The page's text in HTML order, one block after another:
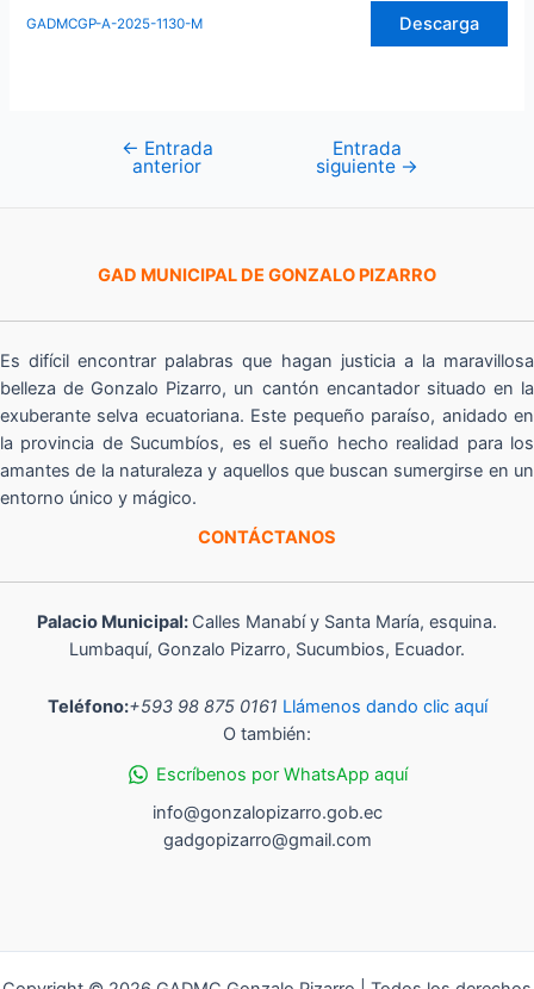
GADMCGP-A-2025-1130-M Descarga
Navegación
← Entrada
anterior
Entrada
siguiente →
GAD MUNICIPAL DE GONZALO PIZARRO
Es difícil encontrar palabras que hagan justicia a la maravillosa
belleza de Gonzalo Pizarro, un cantón encantador situado en la
exuberante selva ecuatoriana. Este pequeño paraíso, anidado en
la provincia de Sucumbíos, es el sueño hecho realidad para los
amantes de la naturaleza y aquellos que buscan sumergirse en un
entorno único y mágico.
CONTÁCTANOS
Palacio Municipal: Calles Manabí y Santa María, esquina.
Lumbaquí, Gonzalo Pizarro, Sucumbios, Ecuador.
Teléfono:+593 98 875 0161 Llámenos dando clic aquí
O también:
Escríbenos por WhatsApp aquí
info@gonzalopizarro.gob.ec
gadgopizarro@gmail.com